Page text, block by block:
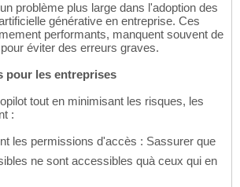
problème plus large dans l'adoption des
générative en entreprise. Ces
performants, manquent souvent de
éviter des erreurs graves.
pour les entreprises
tout en minimisant les risques, les
:
les permissions d'accès : Sassurer que
ne sont accessibles quà ceux qui en